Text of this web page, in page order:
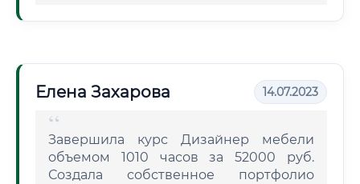
Елена Захарова 14.07.2023
Завершила курс Дизайнер мебели
объемом 1010 часов за 52000 руб.
Создала собственное портфолио